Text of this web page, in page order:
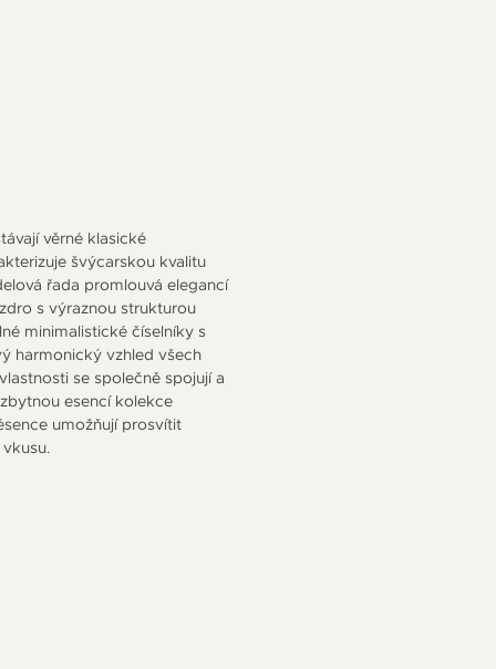
věrné klasické
švýcarskou kvalitu
řada promlouvá elegancí
s výraznou strukturou
minimalistické číselníky s
harmonický vzhled všech
se společně spojují a
esencí kolekce
umožňují prosvítit